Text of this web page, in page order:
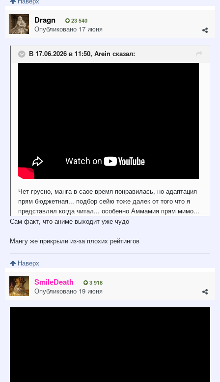
Dragn 23 540
Опубликовано 17 июня
В 17.06.2026 в 11:50, Arein сказал:
Чет грусно, манга в саое время понравилась, но адаптация
прям бюджетная... подбор сейю тоже далек от того что я
представлял когда читал... особенно Аммамия прям мимо...
Сам факт, что аниме выходит уже чудо
Мангу же прикрыли из-за плохих рейтингов
Наверх
SmilеDeath 3 918
Опубликовано 19 июня